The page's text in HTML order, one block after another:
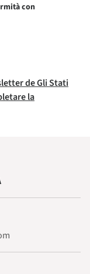
con
de Gli Stati
la